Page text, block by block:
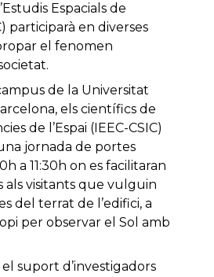
Espacials de
participarà en diverses
el fenomen
de la Universitat
els científics de
de l’Espai (IEEC-CSIC)
jornada de portes
a 11:30h on es facilitaran
als visitants que vulguin
del terrat de l’edifici, a
per observar el Sol amb
suport d’investigadors